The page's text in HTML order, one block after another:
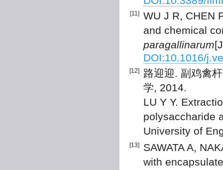
[11]
WU J R, CHEN
and chemical
paragallinarum
DOI:10.1016/
[12]
路迎迎. 副鸡禽
学, 2014.
LU Y Y.
polysaccharide
University of
[13]
SAWATA A,
with